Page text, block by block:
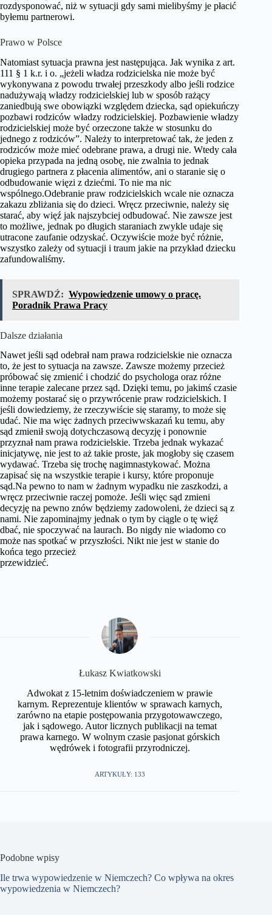
rozdysponować, niż w sytuacji gdy sami mielibyśmy je płacić
byłemu partnerowi.
Prawo w Polsce
Natomiast sytuacja prawna jest następująca. Jak wynika z art.
111 § 1 k.r. i o. „jeżeli władza rodzicielska nie może być
wykonywana z powodu trwałej przeszkody albo jeśli rodzice
nadużywają władzy rodzicielskiej lub w sposób rażący
zaniedbują swe obowiązki względem dziecka, sąd opiekuńczy
pozbawi rodziców władzy rodzicielskiej. Pozbawienie władzy
rodzicielskiej może być orzeczone także w stosunku do
jednego z rodziców”. Należy to interpretować tak, że jeden z
rodziców może mieć odebrane prawa, a drugi nie. Wtedy cała
opieka przypada na jedną osobę, nie zwalnia to jednak
drugiego partnera z płacenia alimentów, ani o staranie się o
odbudowanie więzi z dziećmi. To nie ma nic
wspólnego.Odebranie praw rodzicielskich wcale nie oznacza
zakazu zbliżania się do dzieci. Wręcz przeciwnie, należy się
starać, aby więź jak najszybciej odbudować. Nie zawsze jest
to możliwe, jednak po długich staraniach zwykle udaje się
utracone zaufanie odzyskać. Oczywiście może być różnie,
wszystko zależy od sytuacji i traum jakie na przykład dziecku
zafundowaliśmy.
SPRAWDŹ: Wypowiedzenie umowy o pracę.
Poradnik Prawa Pracy
Dalsze działania
Nawet jeśli sąd odebrał nam prawa rodzicielskie nie oznacza
to, że jest to sytuacja na zawsze. Zawsze możemy przecież
próbować się zmienić i chodzić do psychologa oraz różne
inne terapie zalecane przez sąd. Dzięki temu, po jakimś czasie
możemy postarać się o przywrócenie praw rodzicielskich. I
jeśli dowiedziemy, że rzeczywiście się staramy, to może się
udać. Nie ma więc żadnych przeciwwskazań ku temu, aby
sąd zmienił swoją dotychczasową decyzję i ponownie
przyznał nam prawa rodzicielskie. Trzeba jednak wykazać
inicjatywę, nie jest to aż takie proste, jak mogłoby się czasem
wydawać. Trzeba się trochę nagimnastykować. Można
zapisać się na wszystkie terapie i kursy, które proponuje
sąd.Na pewno to nam w żadnym wypadku nie zaszkodzi, a
wręcz przeciwnie raczej pomoże. Jeśli więc sąd zmieni
decyzję na pewno znów będziemy zadowoleni, że dzieci są z
nami. Nie zapominajmy jednak o tym by ciągle o tę więź
dbać, nie spoczywać na laurach. Bo nigdy nie wiadomo co
może nas spotkać w przyszłości. Nikt nie jest w stanie do
końca tego przecież
przewidzieć.
​Łukasz Kwiatkowski
Adwokat z 15-letnim doświadczeniem w prawie
karnym. Reprezentuje klientów w sprawach karnych,
zarówno na etapie postępowania przygotowawczego,
jak i sądowego. Autor licznych publikacji na temat
prawa karnego. W wolnym czasie pasjonat górskich
wędrówek i fotografii przyrodniczej.​
ARTYKUŁY: 133
Podobne wpisy
Ile trwa wypowiedzenie w Niemczech? Co wpływa na okres
wypowiedzenia w Niemczech?